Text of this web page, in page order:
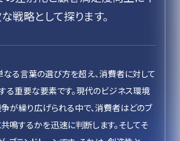
戦略として探ります。
なる言葉の選び方を超え、消費者に対して
る重要な要素です。現代のビジネス環境
が繰り広げられる中で、消費者はどのブ
鳴するかを迅速に判断します。そしてそ